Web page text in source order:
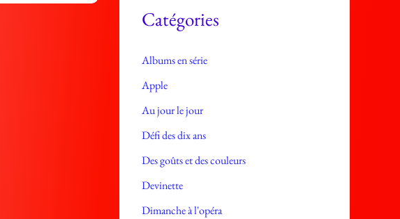
sCatégories
Albums en série
Apple
Au jour le jour
Défi des dix ans
Des goûts et des couleurs
Devinette
Dimanche à l'opéra